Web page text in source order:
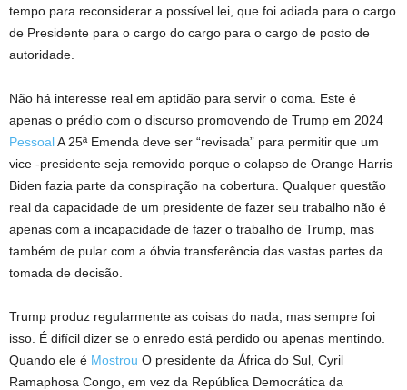
tempo para reconsiderar a possível lei, que foi adiada para o cargo
de Presidente para o cargo do cargo para o cargo de posto de
autoridade.
Não há interesse real em aptidão para servir o coma. Este é
apenas o prédio com o discurso promovendo de Trump em 2024
PessoalA 25ª Emenda deve ser “revisada” para permitir que um
vice -presidente seja removido porque o colapso de Orange Harris
Biden fazia parte da conspiração na cobertura. Qualquer questão
real da capacidade de um presidente de fazer seu trabalho não é
apenas com a incapacidade de fazer o trabalho de Trump, mas
também de pular com a óbvia transferência das vastas partes da
tomada de decisão.
Trump produz regularmente as coisas do nada, mas sempre foi
isso. É difícil dizer se o enredo está perdido ou apenas mentindo.
Quando ele é Mostrou O presidente da África do Sul, Cyril
Ramaphosa Congo, em vez da República Democrática da